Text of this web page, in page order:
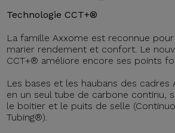
Technologie CCT+®
La famille Axxome est reconnue
marier rendement et confort. Le
CCT+® améliore encore ses points
Les bases et les haubans des cadres
en un seul tube de carbone continu,
le boitier et le puits de selle
Tubing®).